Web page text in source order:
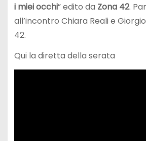
i miei occhi” edito da Zona 42.
all’incontro Chiara Reali e
42.
Qui la diretta della serata